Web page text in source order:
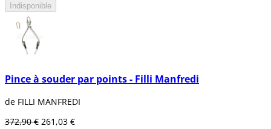
Indisponible
Pince à souder par points - Filli Manfredi
de FILLI MANFREDI
372,90 € 261,03 €